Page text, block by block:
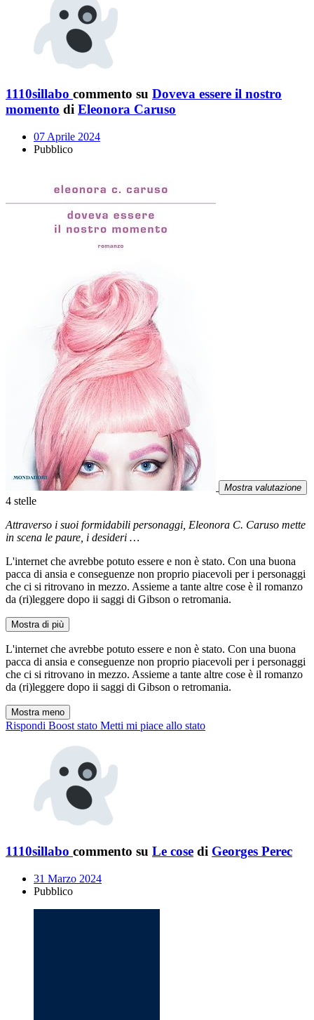
1110sillabo commento su Doveva essere il nostro
momento di Eleonora Caruso
07 Aprile 2024
Pubblico
Mostra valutazione
4 stelle
Attraverso i suoi formidabili personaggi, Eleonora C. Caruso mette
in scena le paure, i desideri …
L'internet che avrebbe potuto essere e non è stato. Con una buona
pacca di ansia e conseguenze non proprio piacevoli per i personaggi
che ci si ritrovano in mezzo. Assieme a tante altre cose è il romanzo
da (ri)leggere dopo ii saggi di Gibson o retromania.
Mostra di più
L'internet che avrebbe potuto essere e non è stato. Con una buona
pacca di ansia e conseguenze non proprio piacevoli per i personaggi
che ci si ritrovano in mezzo. Assieme a tante altre cose è il romanzo
da (ri)leggere dopo ii saggi di Gibson o retromania.
Mostra meno
Rispondi Boost stato Metti mi piace allo stato
1110sillabo commento su Le cose di Georges Perec
31 Marzo 2024
Pubblico